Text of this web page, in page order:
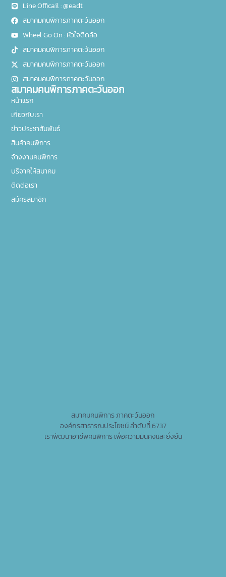
สมาคมคนพิการ ภาคตะวันออก
องค์กรสาธารณประโยชน์ ลำดับที่ 6737
เราพัฒนาอาชีพคนพิการ เพื่อความมั่นคงและยั่งยืน
Line Officail : @eadt
สมาคมคนพิการภาคตะวันออก
Wheel Go On : หัวใจติดล้อ
สมาคมคนพิการภาคตะวันออก
สมาคมคนพิการภาคตะวันออก
สมาคมคนพิการภาคตะวันออก
สมาคมคนพิการภาคตะวันออก
หน้าแรก
เกี่ยวกับเรา
ข่าวประชาสัมพันธ์
สินค้าคนพิการ
จ้างงานคนพิการ
บริจาคให้สมาคม
ติดต่อเรา
สมัครสมาชิก